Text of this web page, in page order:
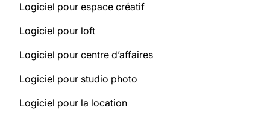
Logiciel pour espace créatif
Logiciel pour loft
Logiciel pour centre d’affaires
Logiciel pour studio photo
Logiciel pour la location